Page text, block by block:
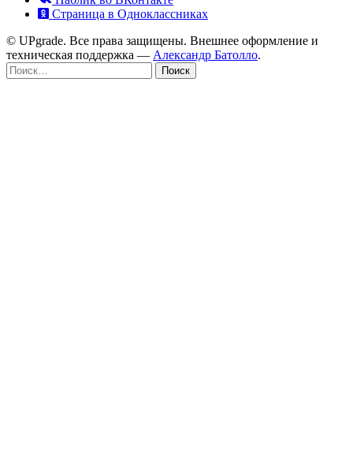
Страница в Одноклассниках
© UPgrade. Все права защищены. Внешнее оформление и
техническая поддержка — Александр Батолло.
Найти: